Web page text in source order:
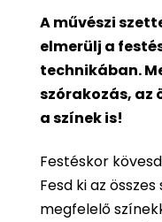
A művészi
elmerülj a
technikában.
szórakozás, az
a színek is!
Festéskor
Fesd ki az
megfelelő